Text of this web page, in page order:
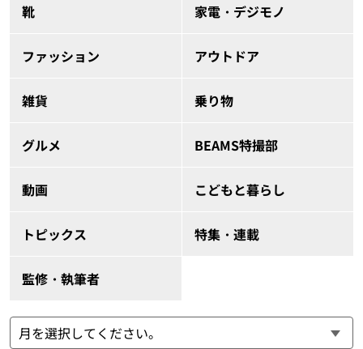
靴 家電・デジモノ
ファッション アウトドア
雑貨 乗り物
グルメ BEAMS特撮部
動画 こどもと暮らし
トピックス 特集・連載
監修・執筆者